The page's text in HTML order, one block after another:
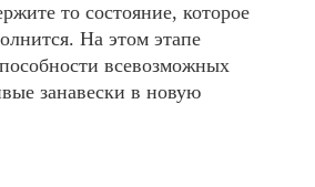
то состояние, которое
На этом этапе
всевозможных
занавески в новую